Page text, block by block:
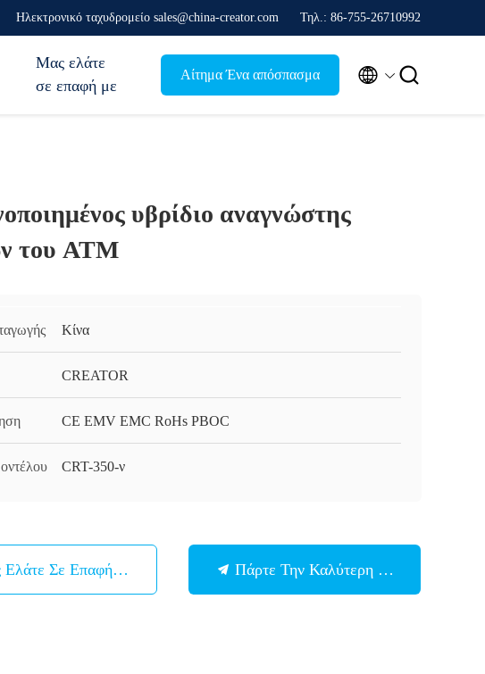
Ηλεκτρονικό ταχυδρομείο sales@china-creator.com Τηλ.: 86-755-26710992
Μας ελάτε
σε επαφή με
Αίτημα Ένα απόσπασμα  
υβρίδιο αναγνώστης
του ATM
Κίνα
CREATOR
CE EMV EMC RoHs PBOC
CRT-350-ν
Σε Επαφή Με Πάρτε Την Καλύτερη Τιμή